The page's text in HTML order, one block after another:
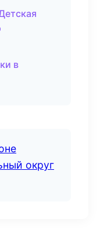
в
округ